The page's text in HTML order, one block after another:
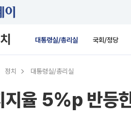
대통령실/총리실 국회/정당
정치 대통령실/총리실
지율 5%p 반등